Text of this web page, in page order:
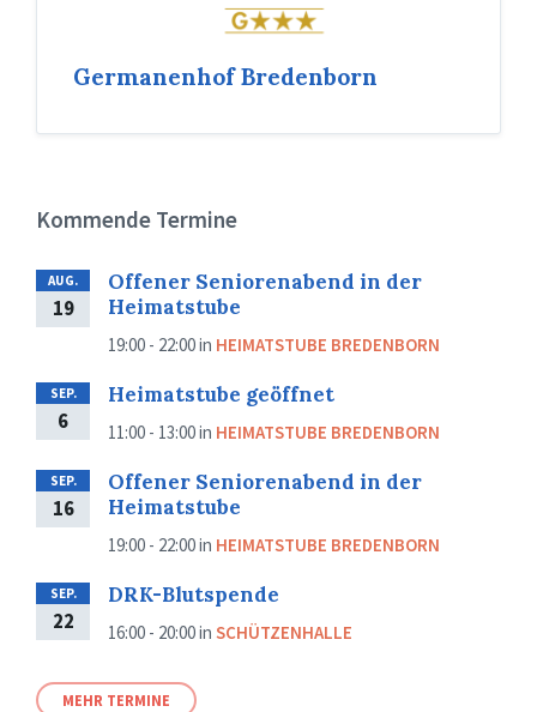
Germanenhof Bredenborn
Kommende Termine
AUG.
19
Offener Seniorenabend in der
Heimatstube
19:00 - 22:00in HEIMATSTUBE BREDENBORN
SEP.
6
Heimatstube geöffnet
11:00 - 13:00in HEIMATSTUBE BREDENBORN
SEP.
16
Offener Seniorenabend in der
Heimatstube
19:00 - 22:00in HEIMATSTUBE BREDENBORN
SEP.
22
DRK-Blutspende
16:00 - 20:00in SCHÜTZENHALLE
MEHR TERMINE